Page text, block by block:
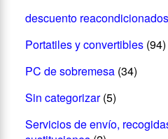
descuento reacondicionados
Portatiles y convertibles (94)
PC de sobremesa (34)
Sin categorizar (5)
Servicios de envío,